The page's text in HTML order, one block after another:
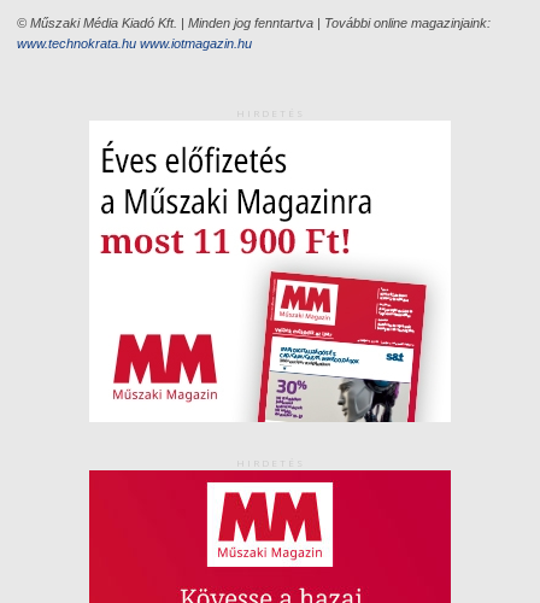
© Műszaki Média Kiadó Kft. | Minden jog fenntartva | További online magazinjaink:
www.technokrata.hu www.iotmagazin.hu
HIRDETÉS
HIRDETÉS